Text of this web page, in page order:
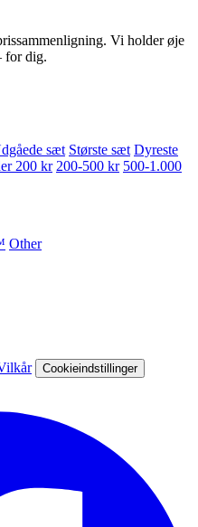
Vi holder øje
for dig.
sæt Største sæt Dyreste
200 kr 200-500 kr 500-1.000
Other
Cookieindstillinger